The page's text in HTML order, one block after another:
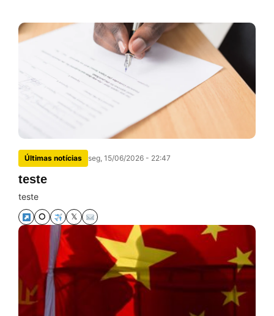
Últimas notícias seg, 15/06/2026 - 22:47
teste
teste
⭘ 𝕏